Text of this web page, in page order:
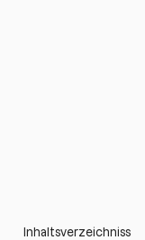
Inhaltsverzeichniss